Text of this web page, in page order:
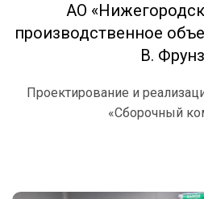
АО
производственное
В.
Проектирование и
«Сборочный